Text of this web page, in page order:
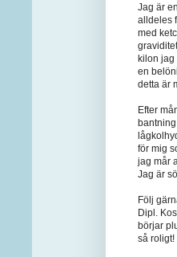
Jag är
alldeles
med
kilon jag
en
detta är
Efter
för mig
jag mår
Jag är
Följ
Dipl.
börjar
så roligt!